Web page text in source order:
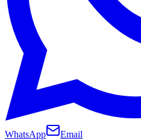
WhatsApp
Email